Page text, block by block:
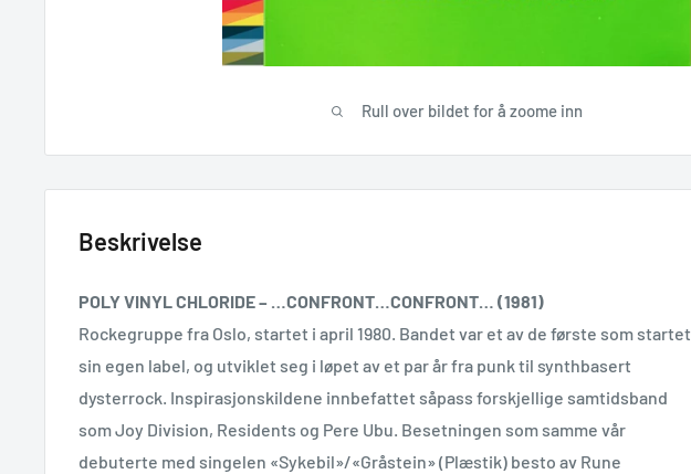
Rull over bildet for å zoome inn
Beskrivelse
POLY VINYL CHLORIDE – …CONFRONT…CONFRONT… (1981)
Rockegruppe fra Oslo, startet i april 1980. Bandet var et av de første som startet
sin egen label, og utviklet seg i løpet av et par år fra punk til synthbasert
dysterrock. Inspirasjonskildene innbefattet såpass forskjellige samtidsband
som Joy Division, Residents og Pere Ubu. Besetningen som samme vår
debuterte med singelen «Sykebil»/«Gråstein» (Plæstik) besto av Rune